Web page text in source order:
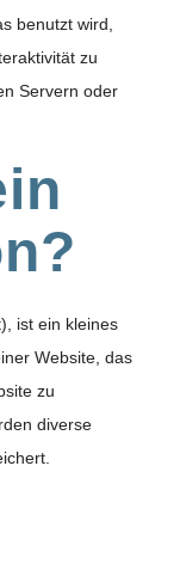
benutzt wird,
zu
Servern oder
ist ein kleines
Website, das
zu
diverse